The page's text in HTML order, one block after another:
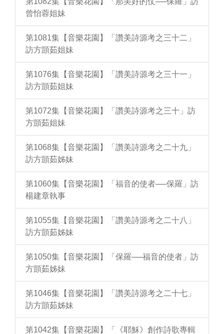
曾怡蓉姐妹
第1081集【音樂花園】「讚美詩源考之三十二」
訪方顗茹姐妹
第1076集【音樂花園】「讚美詩源考之三十一」
訪方顗茹姐妹
第1072集【音樂花園】「讚美詩源考之三十」訪
方顗茹姐妹
第1068集【音樂花園】「讚美詩源考之二十九」
訪方顗茹姊妹
第1060集【音樂花園】「福音的使者──保羅」訪
楊建章執事
第1055集【音樂花園】「讚美詩源考之二十八」
訪方顗茹姊妹
第1050集【音樂花園】「保羅──福音的使者」訪
方顗茹姊妹
第1046集【音樂花園】「讚美詩源考之二十七」
訪方顗茹姊妹
第1042集【音樂花園】「《耶穌》創作詩歌專輯